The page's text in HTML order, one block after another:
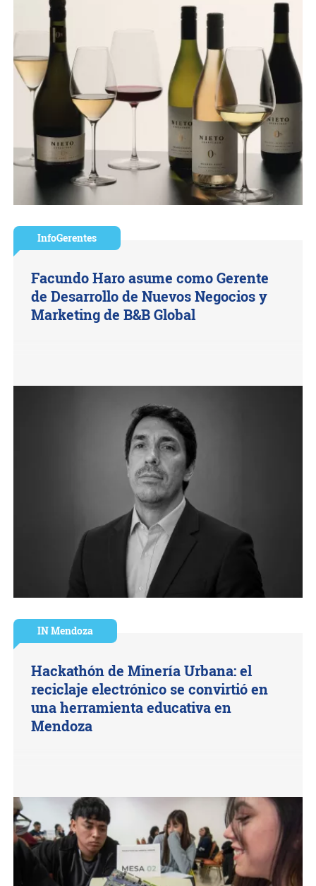
InfoGerentes
Facundo Haro asume como Gerente
de Desarrollo de Nuevos Negocios y
Marketing de B&B Global
IN Mendoza
Hackathón de Minería Urbana: el
reciclaje electrónico se convirtió en
una herramienta educativa en
Mendoza